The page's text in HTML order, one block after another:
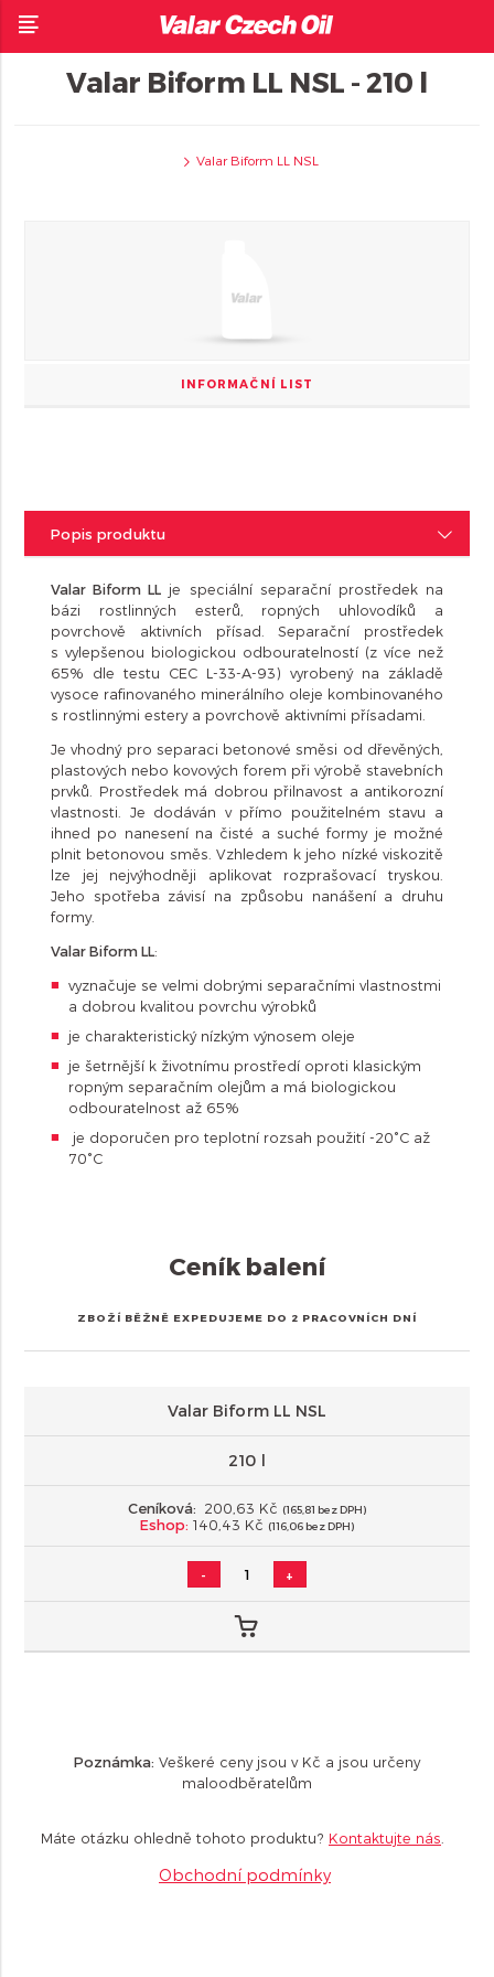
Valar Biform LL NSL - 210 l
Valar Biform LL NSL
INFORMAČNÍ LIST
Popis produktu
Valar Biform LL
je speciální separační prostředek na
bázi rostlinných esterů, ropných uhlovodíků a
povrchově aktivních přísad. Separační prostředek
s vylepšenou biologickou odbouratelností (z více než
65% dle testu CEC L-33-A-93) vyrobený na základě
vysoce rafinovaného minerálního oleje kombinovaného
s rostlinnými estery a povrchově aktivními přísadami.
Je vhodný pro separaci betonové směsi od dřevěných,
plastových nebo kovových forem při výrobě stavebních
prvků. Prostředek má dobrou přilnavost a antikorozní
vlastnosti. Je dodáván v přímo použitelném stavu a
ihned po nanesení na čisté a suché formy je možné
plnit betonovou směs. Vzhledem k jeho nízké viskozitě
lze jej nejvýhodněji aplikovat rozprašovací tryskou.
Jeho spotřeba závisí na způsobu nanášení a druhu
formy.
Valar Biform LL :
vyznačuje se velmi dobrými separačními vlastnostmi
a dobrou kvalitou povrchu výrobků
je charakteristický nízkým výnosem oleje
je šetrnější k životnímu prostředí oproti klasickým
ropným separačním olejům a má biologickou
odbouratelnost až 65%
je doporučen pro teplotní rozsah použití -20°C až
70°C
Ceník balení
ZBOŽÍ BĚŽNĚ EXPEDUJEME DO 2 PRACOVNÍCH DNÍ
Valar Biform LL NSL
210 l
Ceníková: 200,63 Kč (165,81 bez DPH)
Eshop: 140,43 Kč (116,06 bez DPH)
- +
Poznámka: Veškeré ceny jsou v Kč a jsou určeny
maloodběratelům
Máte otázku ohledně tohoto produktu? Kontaktujte nás
Obchodní podmínky